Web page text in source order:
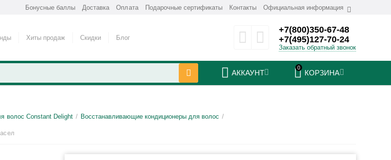
Бонусные баллы Доставка Оплата Подарочные сертификаты Контакты Официальная информация
Хиты продаж Скидки Блог
+7(800)350-67-48
+7(495)127-70-24
Заказать обратный звонок
0
КОРЗИНА
АККАУНТ
волос Constant Delight / Восстанавливающие кондиционеры для волос /